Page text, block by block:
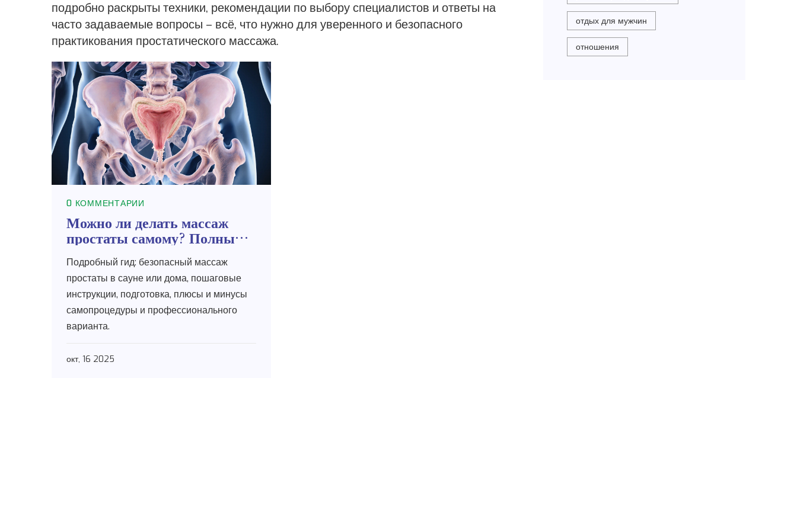
подробно раскрыты техники, рекомендации по выбору специалистов и ответы на
часто задаваемые вопросы – всё, что нужно для уверенного и безопасного
практикования простатического массажа.
0 КОММЕНТАРИИ
Можно ли делать массаж
простаты самому? Полный
гид
Подробный гид: безопасный массаж
простаты в сауне или дома, пошаговые
инструкции, подготовка, плюсы и минусы
самопроцедуры и профессионального
варианта.
окт, 16 2025
отдых для мужчин
отношения